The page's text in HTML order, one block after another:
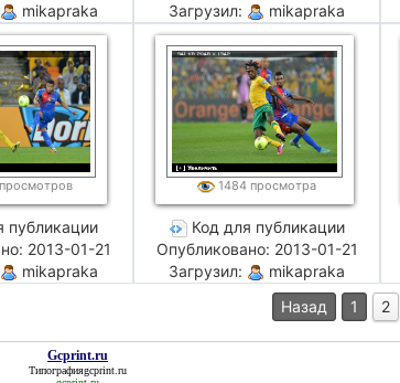
mikapraka
Загрузил:
mikapraka
публикации
2013-01-21
mikapraka
1484 просмотра
Код для публикации
Опубликовано: 2013-01-21
Загрузил:
mikapraka
Назад
1 2
Gcprint.ru
Типографияgcprint.ru